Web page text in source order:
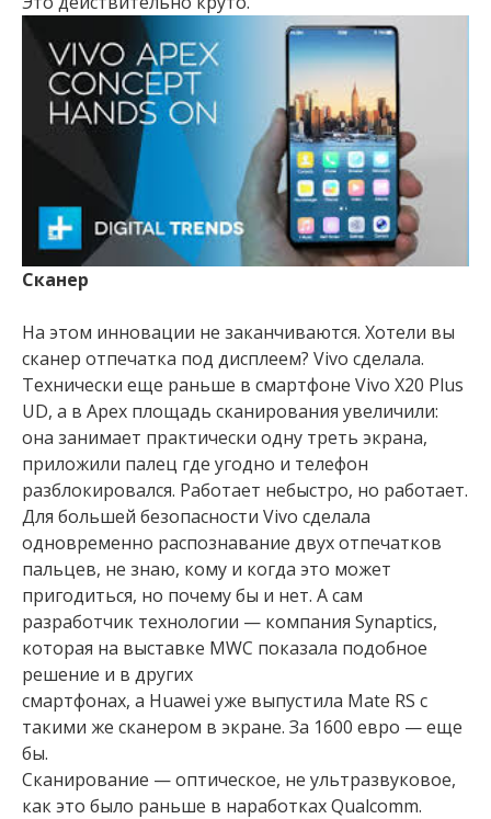
Сканер
На этом инновации не заканчиваются. Хотели вы
сканер отпечатка под дисплеем? Vivo сделала.
Технически еще раньше в смартфоне Vivo X20 Plus
UD, а в Арех площадь сканирования увеличили:
она занимает практически одну треть экрана,
приложили палец где угодно и телефон
разблокировался. Работает небыстро, но работает.
Для большей безопасности Vivo сделала
одновременно распознавание двух отпечатков
пальцев, не знаю, кому и когда это может
пригодиться, но почему бы и нет. А сам
разработчик технологии — компания Synaptics,
которая на выставке MWC показала подобное
решение и в других
смартфонах, а Huawei уже выпустила Mate RS с
такими же сканером в экране. За 1600 евро — еще
бы.
Сканирование — оптическое, не ультразвуковое,
как это было раньше в наработках Qualcomm.